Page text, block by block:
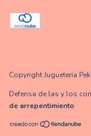
Copyright Jugueteria
Defensa de las y los
de arrepentimiento